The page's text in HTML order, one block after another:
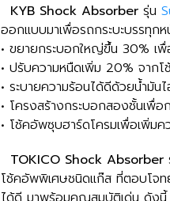
KYB Shock Absorber รุ่น
ออกแบบมาเพื่อรถกระบะบรรทุก
• ขยายกระบอกใหญ่ขึ้น 30% เ
• ปรับความหนืดเพิ่ม 20% จากโ
• ระบายความร้อนได้ดีด้วยน้ำมัน
• โครงสร้างกระบอกสองชั้นเพื่
• โช้คอัพซุบฮาร์ดโครมเพื่อเพิ่มค
TOKICO Shock Absorber
โช้คอัพพิเศษชนิดแก๊ส ที่ตอบโจท